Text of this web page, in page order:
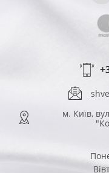
м. Київ,